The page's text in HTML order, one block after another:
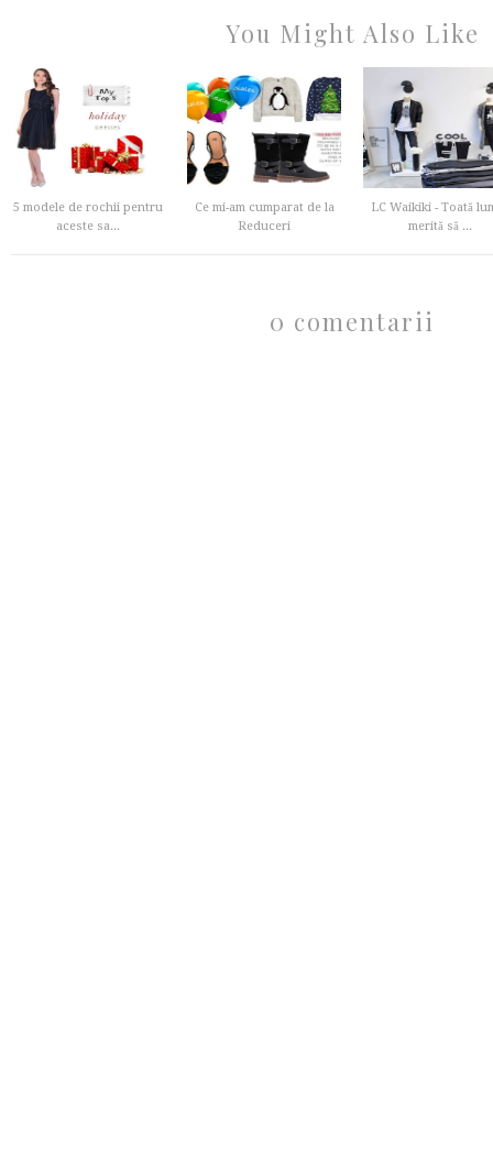
You Might Also Like
5 modele de rochii pentru
aceste sa...
Ce mi-am cumparat de la
Reduceri
LC Waikiki - Toată
merită să ...
0 comentarii